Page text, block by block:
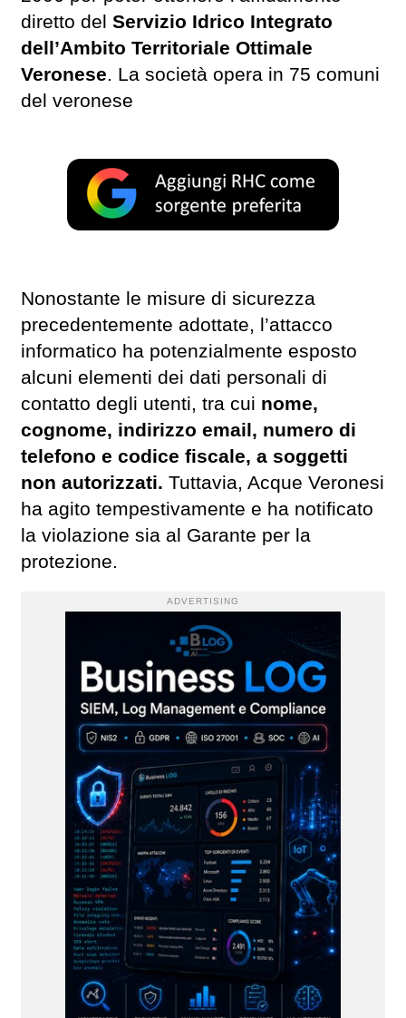
diretto del Servizio Idrico Integrato
dell’Ambito Territoriale Ottimale
Veronese. La società opera in 75 comuni
del veronese
Nonostante le misure di sicurezza
precedentemente adottate, l’attacco
informatico ha potenzialmente esposto
alcuni elementi dei dati personali di
contatto degli utenti, tra cui nome,
cognome, indirizzo email, numero di
telefono e codice fiscale, a soggetti
non autorizzati. Tuttavia, Acque Veronesi
ha agito tempestivamente e ha notificato
la violazione sia al Garante per la
protezione.
ADVERTISING